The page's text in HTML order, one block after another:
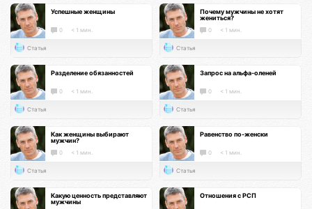
Успешные женщины
0 < 1 мин.
Статья
Почему мужчины не хотят
жениться?
0 < 1 мин.
Статья
Разделение обязанностей
0 < 1 мин.
Статья
Запрос на альфа-оленей
0 < 1 мин.
Статья
Как женщины выбирают
мужчин?
0 < 1 мин.
Статья
Равенство по-женски
0 < 1 мин.
Статья
Какую ценность представляют
мужчины
Отношения с РСП